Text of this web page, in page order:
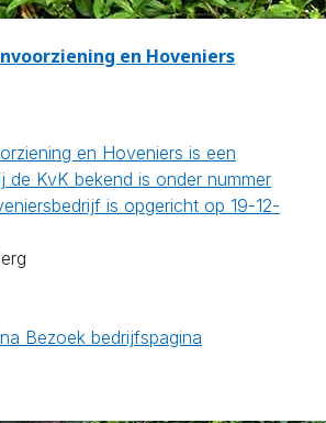
en Hoveniers
en Hoveniers is een
de KvK bekend is onder nummer
is opgericht op 19-12-
Bezoek bedrijfspagina